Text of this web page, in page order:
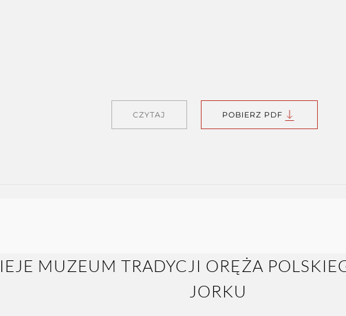
CZYTAJ POBIERZ PDF
MUZEUM TRADYCJI ORĘŻA
JORKU